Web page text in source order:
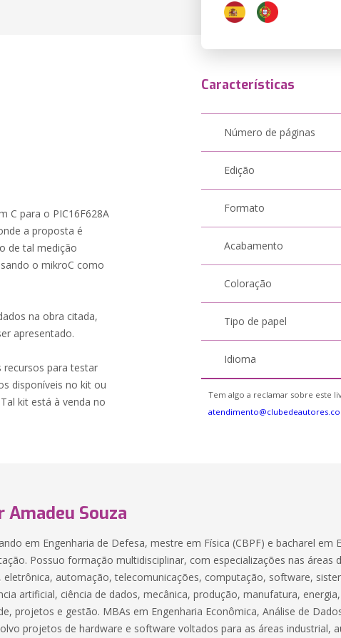
C para o PIC16F628A
a proposta é
de tal medição
o mikroC como
na obra citada,
apresentado.
recursos para testar
disponíveis no kit ou
kit está à venda no
Características
Número de páginas
Edição
Formato
Acabamento
Coloração
Tipo de papel
Idioma
Tem algo a reclamar sobre este
Amadeu Souza
em Engenharia de Defesa, mestre em Física (CBPF) e bacharel em
Possuo formação multidisciplinar, com especializações nas áreas
eletrônica, automação, telecomunicações, computação, software,
artificial, ciência de dados, mecânica, produção, manufatura,
projetos e gestão. MBAs em Engenharia Econômica, Análise de
projetos de hardware e software voltados para as áreas industrial,